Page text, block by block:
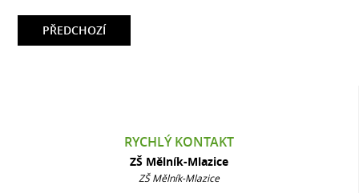
PŘEDCHOZÍ
RYCHLÝ KONTAKT
ZŠ Mělník-Mlazice
ZŠ Mělník-Mlazice